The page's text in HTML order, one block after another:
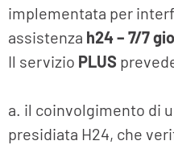
implementata per
assistenza h24 – 7/7
Il servizio PLUS
a. il coinvolgimento di
presidiata H24, che